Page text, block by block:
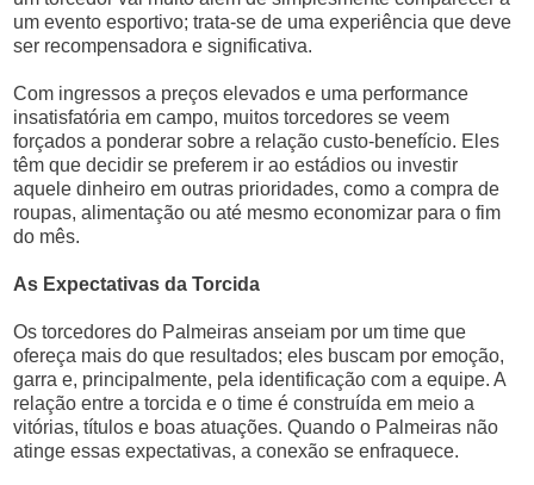
um evento esportivo; trata-se de uma experiência que deve
ser recompensadora e significativa.
Com ingressos a preços elevados e uma performance
insatisfatória em campo, muitos torcedores se veem
forçados a ponderar sobre a relação custo-benefício. Eles
têm que decidir se preferem ir ao estádios ou investir
aquele dinheiro em outras prioridades, como a compra de
roupas, alimentação ou até mesmo economizar para o fim
do mês.
As Expectativas da Torcida
Os torcedores do Palmeiras anseiam por um time que
ofereça mais do que resultados; eles buscam por emoção,
garra e, principalmente, pela identificação com a equipe. A
relação entre a torcida e o time é construída em meio a
vitórias, títulos e boas atuações. Quando o Palmeiras não
atinge essas expectativas, a conexão se enfraquece.